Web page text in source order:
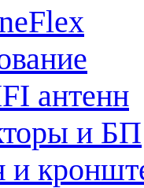
антенн
и БП
и